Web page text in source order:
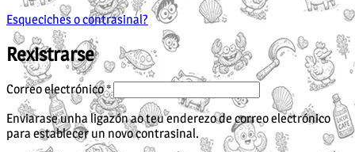
Esqueciches o contrasinal?
Rexistrarse
Correo electrónico*Obrigatorio
Enviarase unha ligazón ao teu enderezo de correo electrónico
para establecer un novo contrasinal.